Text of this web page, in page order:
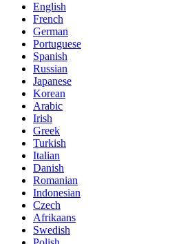
English
French
German
Portuguese
Spanish
Russian
Japanese
Korean
Arabic
Irish
Greek
Turkish
Italian
Danish
Romanian
Indonesian
Czech
Afrikaans
Swedish